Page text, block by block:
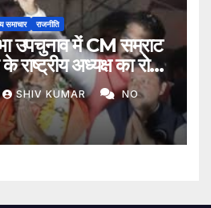
समाचार राजनीति
उपचुनाव में CM सम्राट
राष्ट्रीय अध्यक्ष का रोड
SHIV KUMAR NO